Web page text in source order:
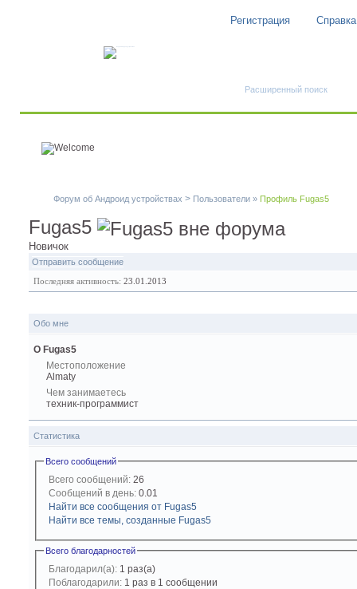
Регистрация Справка
Расширенный поиск
Форум об Андроид устройствах > Пользователи » Профиль Fugas5
Fugas5
Новичок
Отправить сообщение
Последняя активность: 23.01.2013
Обо мне
О Fugas5
Местоположение
Almaty
Чем занимаетесь
техник-программист
Статистика
Всего сообщений
Всего сообщений: 26
Сообщений в день: 0.01
Найти все сообщения от Fugas5
Найти все темы, созданные Fugas5
Всего благодарностей
Благодарил(а): 1 раз(а)
Поблагодарили: 1 раз в 1 сообщении